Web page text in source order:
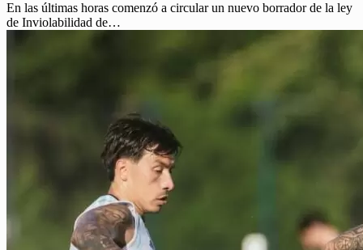
En las últimas horas comenzó a circular un nuevo borrador de la ley
de Inviolabilidad de…